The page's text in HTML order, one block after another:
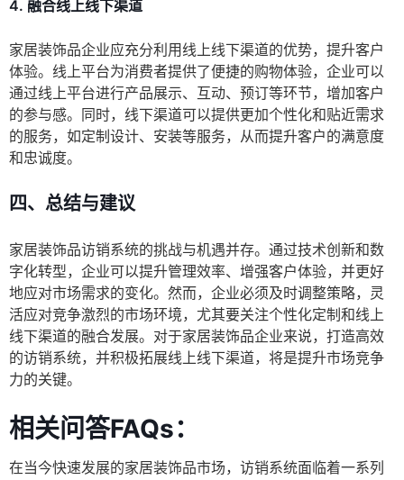
4. 融合线上线下渠道
家居装饰品企业应充分利用线上线下渠道的优势，提升客户
体验。线上平台为消费者提供了便捷的购物体验，企业可以
通过线上平台进行产品展示、互动、预订等环节，增加客户
的参与感。同时，线下渠道可以提供更加个性化和贴近需求
的服务，如定制设计、安装等服务，从而提升客户的满意度
和忠诚度。
四、总结与建议
家居装饰品访销系统的挑战与机遇并存。通过技术创新和数
字化转型，企业可以提升管理效率、增强客户体验，并更好
地应对市场需求的变化。然而，企业必须及时调整策略，灵
活应对竞争激烈的市场环境，尤其要关注个性化定制和线上
线下渠道的融合发展。对于家居装饰品企业来说，打造高效
的访销系统，并积极拓展线上线下渠道，将是提升市场竞争
力的关键。
相关问答FAQs：
在当今快速发展的家居装饰品市场，访销系统面临着一系列